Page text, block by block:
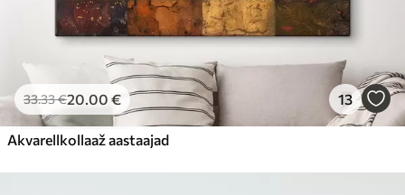
33.33€20.00 € 13
Akvarellkollaaž aastaajad